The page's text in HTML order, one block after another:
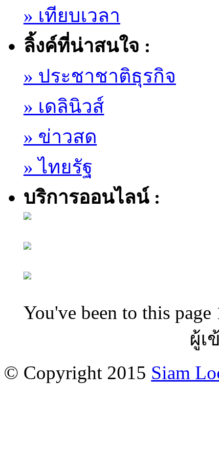
» เทียบเวลา
ลิ้งค์ที่น่าสนใจ :
» ประชาชาติธุรกิจ
» เดลินิวส์
» ข่าวสด
» ไทยรัฐ
บริการออนไลน์ :
You've been to this page
ผู้เ
© Copyright 2015 Siam